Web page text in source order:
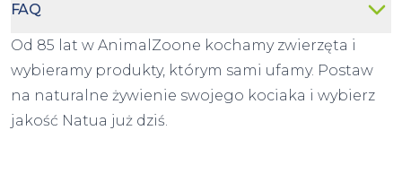
FAQ
Od 85 lat w AnimalZoone kochamy zwierzęta i
wybieramy produkty, którym sami ufamy. Postaw
na naturalne żywienie swojego kociaka i wybierz
jakość Natua już dziś.